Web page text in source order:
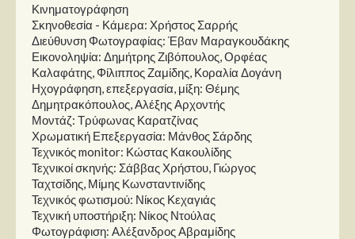
Κινηματογράφηση
Σκηνοθεσία - Κάμερα: Χρήστος Σαρρής
Διεύθυνση Φωτογραφίας: Έβαν Μαραγκουδάκης
Εικονοληψία: Δημήτρης Ζιβόπουλος, Ορφέας
Καλαφάτης, Φίλιππος Ζαμίδης, Κοραλία Δογάνη
Ηχογράφηση, επεξεργασία, μίξη: Θέμης
Δημητρακόπουλος, Αλέξης Αρχοντής
Μοντάζ: Τρύφωνας Καρατζίνας
Χρωματική Επεξεργασία: Μάνθος Σάρδης
Τεχνικός monitor: Κώστας Κακουλίδης
Τεχνικοί σκηνής: Σάββας Χρήστου, Γιώργος
Ταχτσίδης, Μίμης Κωνσταντινίδης
Τεχνικός φωτισμού: Νίκος Κεχαγιάς
Τεχνική υποστήριξη: Νίκος Ντούλας
Φωτογράφιση: Αλέξανδρος Αβραμίδης